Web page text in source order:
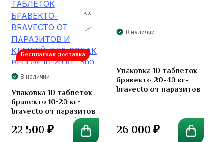
Бесплатная доставка
В наличии
Упаковка 10 таблеток
бравекто 10-20 кг-
bravecto от паразитов
и клещей для собак.
500 мг
22 500 ₽
В наличии
Упаковка 10 таблеток
бравекто 20-40 кг-
bravecto от паразитов
и клещей для собак.
26 000 ₽